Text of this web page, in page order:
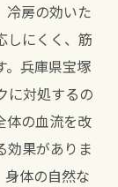
冷房の効いた
しにくく、筋
。兵庫県宝塚
に対処するの
体の血流を改
効果がありま
身体の自然な